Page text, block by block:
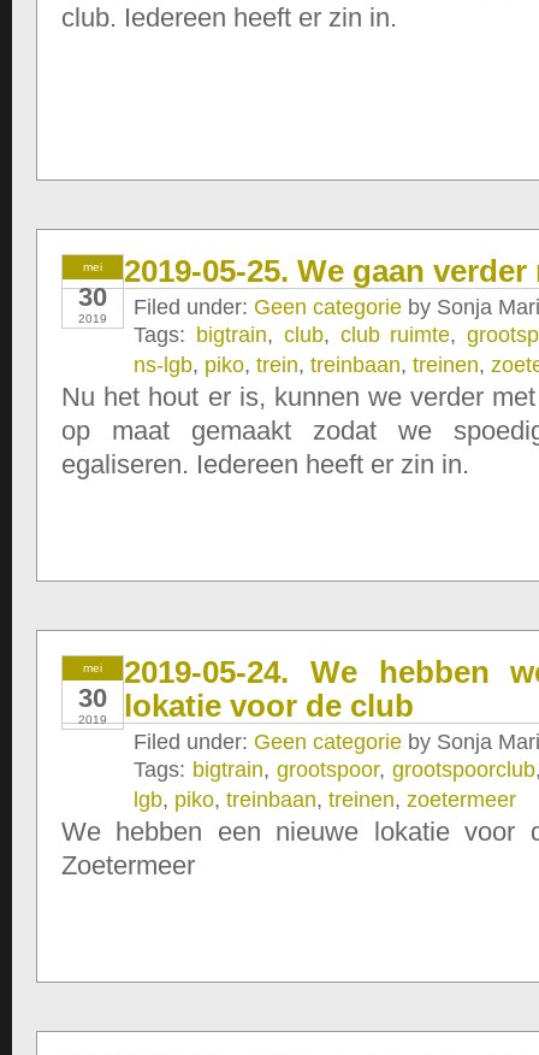
club. Iedereen heeft er zin in.
mei
30
2019
2019-05-25. We gaan
Filed under: Geen categorie by Sonja
Tags: bigtrain, club, club ruimte,
ns-lgb, piko, trein, treinbaan, treinen,
Nu het hout er is, kunnen we verder
op maat gemaakt zodat we
egaliseren. Iedereen heeft er zin in.
mei
30
2019
2019-05-24. We hebben
lokatie voor de club
Filed under: Geen categorie by Sonja
Tags: bigtrain,grootspoor,grootspoorclub
lgb, piko, treinbaan, treinen, zoetermeer
We hebben een nieuwe lokatie voor
Zoetermeer